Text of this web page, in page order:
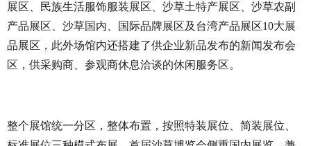
展区、民族生活服饰服装展区、沙草土特产展区、沙草农副
产品展区、沙草国内、国际品牌展区及台湾产品展区10大展
品展区，此外场馆内还搭建了供企业新品发布的新闻发布会
区，供采购商、参观商休息洽谈的休闲服务区。
整个展馆统一分区，整体布置，按照特装展位、简装展位、